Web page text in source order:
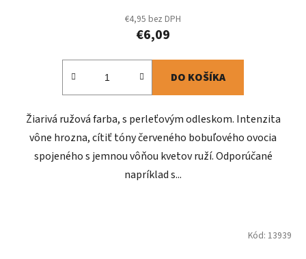
€4,95 bez DPH
€6,09
DO KOŠÍKA
Žiarivá ružová farba, s perleťovým odleskom. Intenzita
vône hrozna, cítiť tóny červeného bobuľového ovocia
spojeného s jemnou vôňou kvetov ruží. Odporúčané
napríklad s...
Kód: 13939